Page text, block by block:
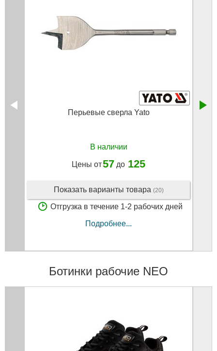
Перьевые сверла Yato
В наличии
Цены от57 до 125
Показать варианты товара (20)
Отгрузка в течение 1-2 рабочих дней
Подробнее...
Ботинки рабочие NEO